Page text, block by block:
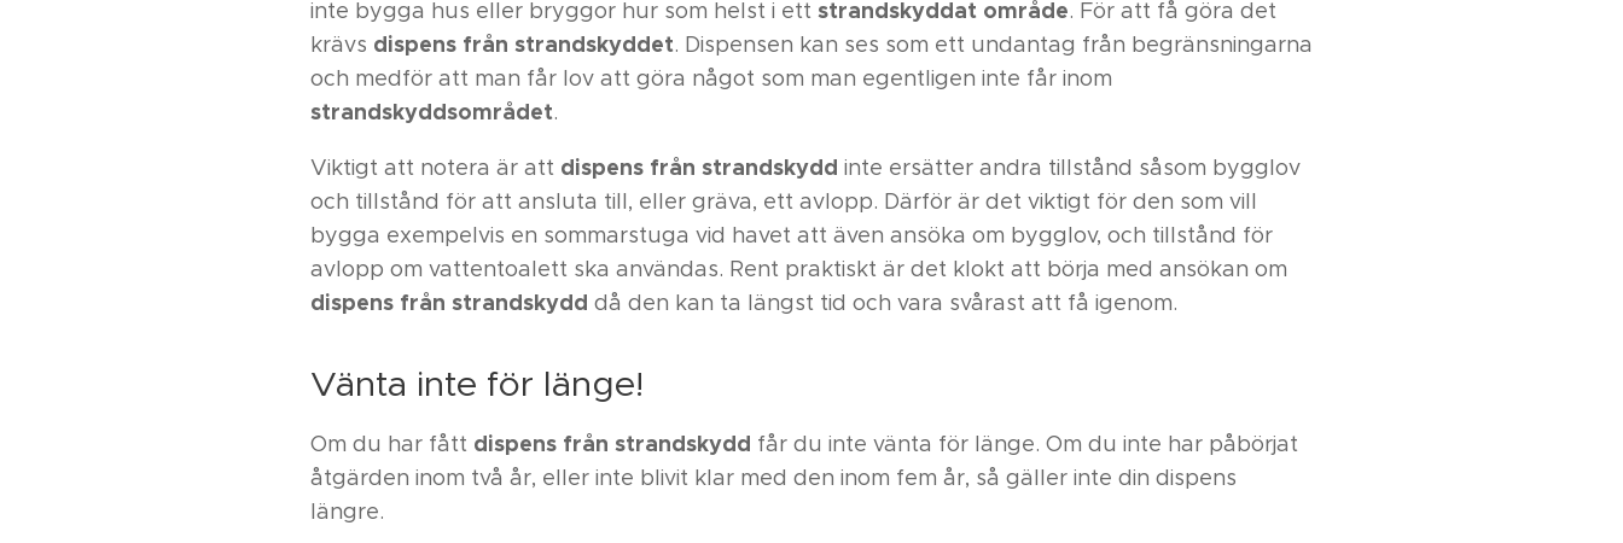
inte bygga hus eller bryggor hur som helst i ett strandskyddat område. För att få göra det
krävs dispens från strandskyddet. Dispensen kan ses som ett undantag från begränsningarna
och medför att man får lov att göra något som man egentligen inte får inom
strandskyddsområdet.
Viktigt att notera är att dispens från strandskydd inte ersätter andra tillstånd såsom bygglov
och tillstånd för att ansluta till, eller gräva, ett avlopp. Därför är det viktigt för den som vill
bygga exempelvis en sommarstuga vid havet att även ansöka om bygglov, och tillstånd för
avlopp om vattentoalett ska användas. Rent praktiskt är det klokt att börja med ansökan om
dispens från strandskydd då den kan ta längst tid och vara svårast att få igenom.
Vänta inte för länge!
Om du har fått dispens från strandskydd får du inte vänta för länge. Om du inte har påbörjat
åtgärden inom två år, eller inte blivit klar med den inom fem år, så gäller inte din dispens
längre.